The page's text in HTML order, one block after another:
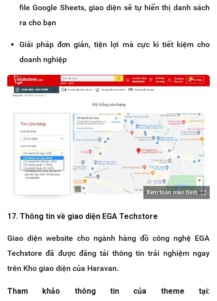
file Google Sheets, giao diện sẽ tự hiển thị danh sách
ra cho bạn
Giải pháp đơn giản, tiện lợi mà cực kì tiết kiệm cho
doanh nghiệp
Xem toàn màn hình
17. Thông tin về giao diện EGA Techstore
Giao diện website cho ngành hàng đồ công nghệ EGA
Techstore đã được đăng tải thông tin trải nghiệm ngay
trên Kho giao diện của Haravan.
Tham khảo thông tin của theme tại: